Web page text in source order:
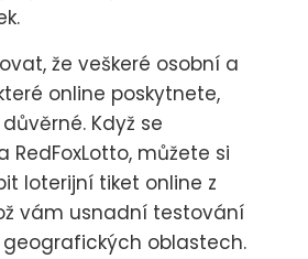
že veškeré osobní a
online poskytnete,
Když se
RedFoxLotto, můžete si
loterijní tiket online z
vám usnadní testování
oblastech.